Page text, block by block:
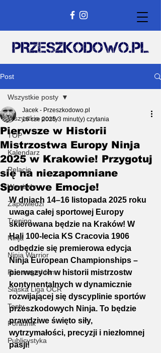
Post
Wszystkie posty
TOP
Kalendarz
Relacje
Wywiady
Zapowiedzi
Trening
Ninja
Ninja Warrior
Runmageddon
Śląska Liga OCR
Testy
Poradnik
Publicystyka
Wszystkie posty
Pierwsze w Historii
Mistrzostwa Europy Ninja
2025 w Krakowie! Przygotuj
się na niezapomniane
Sportowe Emocje!
Jacek - Przeszkodowo.pl
16 cze 2025 3 minut(y) czytania
W dniach 14–16 listopada 2025 roku
uwaga całej sportowej Europy
skierowana będzie na Kraków! W
Hali 100-lecia KS Cracovia 1906
odbędzie się premierowa edycja
Ninja European Championships –
pierwszych w historii mistrzostw
kontynentalnych w dynamicznie
rozwijającej się dyscyplinie sportów
przeszkodowych Ninja. To będzie
prawdziwe święto siły,
wytrzymałości, precyzji i niezłomnej
pasji!